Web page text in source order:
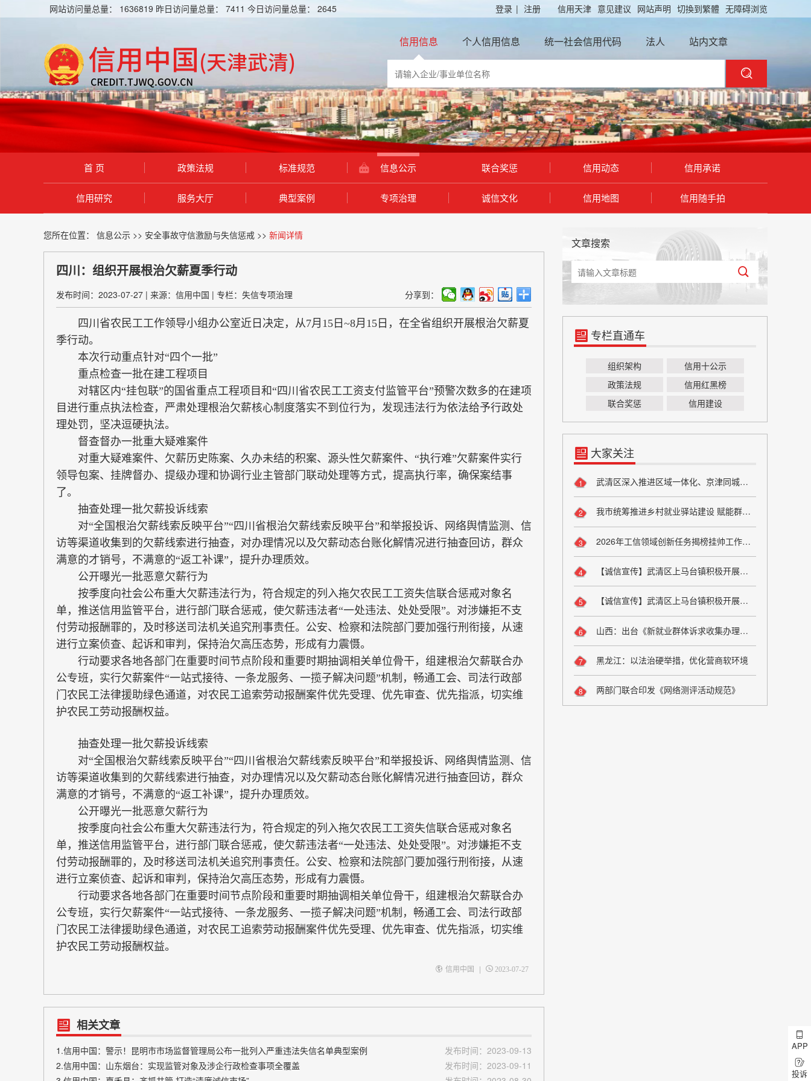
网站访问量总量： 1636819 昨日访问量总量： 7411 今日访问量总量： 2645 无障碍浏览
切換到繁體
网站声明
意见建议
信用天津
登录 | 注册
信用信息 个人信用信息 统一社会信用代码 法人 站内文章
首 页 政策法规 标准规范 信息公示 联合奖惩 信用动态 信用承诺
信用研究 服务大厅 典型案例 专项治理 诚信文化 信用地图 信用随手拍
您所在位置： 信息公示 >> 安全事故守信激励与失信惩戒 >> 新闻详情
四川：组织开展根治欠薪夏季行动
发布时间：2023-07-27 | 来源：信用中国 | 专栏：失信专项治理 分享到：
四川省农民工工作领导小组办公室近日决定，从7月15日~8月15日，在全省组织开展根治欠薪夏
季行动。
本次行动重点针对“四个一批”
重点检查一批在建工程项目
对辖区内“挂包联”的国省重点工程项目和“四川省农民工工资支付监管平台”预警次数多的在建项
目进行重点执法检查，严肃处理根治欠薪核心制度落实不到位行为，发现违法行为依法给予行政处
理处罚，坚决逗硬执法。
督查督办一批重大疑难案件
对重大疑难案件、欠薪历史陈案、久办未结的积案、源头性欠薪案件、“执行难”欠薪案件实行
领导包案、挂牌督办、提级办理和协调行业主管部门联动处理等方式，提高执行率，确保案结事
了。
抽查处理一批欠薪投诉线索
对“全国根治欠薪线索反映平台”“四川省根治欠薪线索反映平台”和举报投诉、网络舆情监测、信
访等渠道收集到的欠薪线索进行抽查，对办理情况以及欠薪动态台账化解情况进行抽查回访，群众
满意的才销号，不满意的“返工补课”，提升办理质效。
公开曝光一批恶意欠薪行为
按季度向社会公布重大欠薪违法行为，符合规定的列入拖欠农民工工资失信联合惩戒对象名
单，推送信用监管平台，进行部门联合惩戒，使欠薪违法者“一处违法、处处受限”。对涉嫌拒不支
付劳动报酬罪的，及时移送司法机关追究刑事责任。公安、检察和法院部门要加强行刑衔接，从速
进行立案侦查、起诉和审判，保持治欠高压态势，形成有力震慑。
行动要求各地各部门在重要时间节点阶段和重要时期抽调相关单位骨干，组建根治欠薪联合办
公专班，实行欠薪案件“一站式接待、一条龙服务、一揽子解决问题”机制，畅通工会、司法行政部
门农民工法律援助绿色通道，对农民工追索劳动报酬案件优先受理、优先审查、优先指派，切实维
护农民工劳动报酬权益。
抽查处理一批欠薪投诉线索
对“全国根治欠薪线索反映平台”“四川省根治欠薪线索反映平台”和举报投诉、网络舆情监测、信
访等渠道收集到的欠薪线索进行抽查，对办理情况以及欠薪动态台账化解情况进行抽查回访，群众
满意的才销号，不满意的“返工补课”，提升办理质效。
公开曝光一批恶意欠薪行为
按季度向社会公布重大欠薪违法行为，符合规定的列入拖欠农民工工资失信联合惩戒对象名
单，推送信用监管平台，进行部门联合惩戒，使欠薪违法者“一处违法、处处受限”。对涉嫌拒不支
付劳动报酬罪的，及时移送司法机关追究刑事责任。公安、检察和法院部门要加强行刑衔接，从速
进行立案侦查、起诉和审判，保持治欠高压态势，形成有力震慑。
行动要求各地各部门在重要时间节点阶段和重要时期抽调相关单位骨干，组建根治欠薪联合办
公专班，实行欠薪案件“一站式接待、一条龙服务、一揽子解决问题”机制，畅通工会、司法行政部
门农民工法律援助绿色通道，对农民工追索劳动报酬案件优先受理、优先审查、优先指派，切实维
护农民工劳动报酬权益。
信用中国 | 2023-07-27
相关文章
1.信用中国：警示！昆明市市场监督管理局公布一批列入严重违法失信名单典型案例
发布时间：2023-09-13
2.信用中国：山东烟台：实现监管对象及涉企行政检查事项全覆盖
发布时间：2023-09-11
文章搜索
专栏直通车
组织架构
信用十公示
政策法规
信用红黑榜
联合奖惩
信用建设
大家关注
武清区深入推进区域一体化、京津同城化 助力高质量谱写京津“双城记”
1
我市统筹推进乡村就业驿站建设 赋能群众稳就业促增收
2
2026年工信领域创新任务揭榜挂帅工作启动
3
【诚信宣传】武清区上马台镇积极开展诚信宣传活动
4
【诚信宣传】武清区上马台镇积极开展诚信宣传活动
5
山西：出台《新就业群体诉求收集办理工作办法（试行）》
6
黑龙江：以法治硬举措，优化营商软环境
7
两部门联合印发《网络测评活动规范》
8
APP
投诉